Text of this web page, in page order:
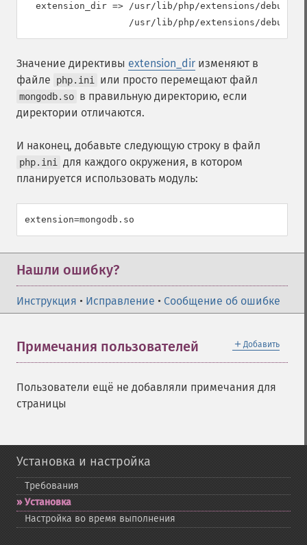
extension_dir => /usr/lib/php/extensions/debug-
/usr/lib/php/extensions/debug-
Значение директивы extension_dir изменяют в
файле
php.ini или просто перемещают файл
mongodb.so в правильную директорию, если
директории отличаются.
И наконец, добавьте следующую строку в файл
php.ini
для каждого окружения, в котором
планируется использовать модуль:
extension=mongodb.so
Нашли ошибку?
Инструкция • Исправление • Сообщение об ошибке
＋ Добавить
Примечания пользователей
Пользователи ещё не добавляли примечания для
страницы
Установка и настройка
Требования
Установка
Настройка во время выполнения